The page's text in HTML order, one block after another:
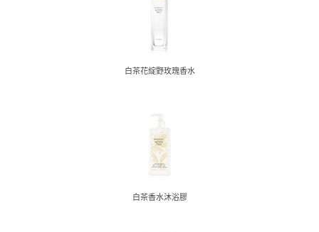
白茶花綻野玫瑰香水
白茶香水沐浴膠